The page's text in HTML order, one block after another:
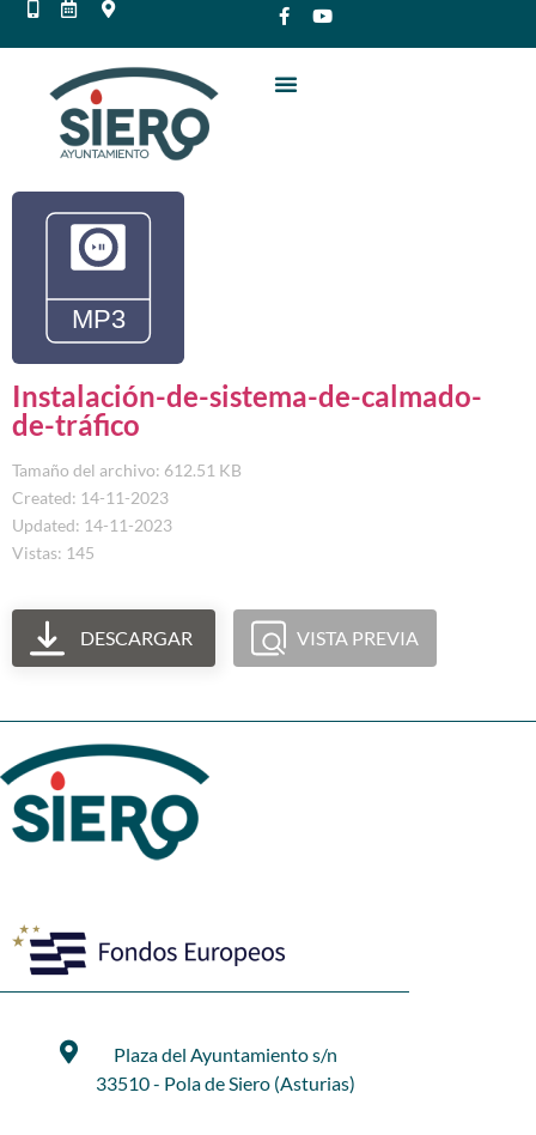
Instalación-de-sistema-de-calmado-
de-tráfico
Tamaño del archivo: 612.51 KB
Created: 14-11-2023
Updated: 14-11-2023
Vistas: 145
DESCARGAR VISTA PREVIA
Plaza del Ayuntamiento s/n
33510 - Pola de Siero (Asturias)